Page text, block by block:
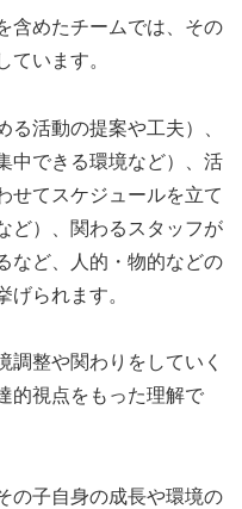
含めたチームでは、その
ています。
活動の提案や工夫）、
中できる環境など）、活
せてスケジュールを立て
ど）、関わるスタッフが
など、人的・物的などの
げられます。
調整や関わりをしていく
的視点をもった理解で
の子自身の成長や環境の